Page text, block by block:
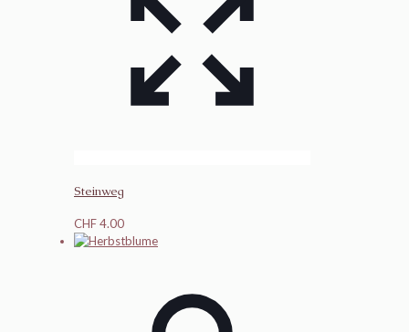
Steinweg
CHF4.00